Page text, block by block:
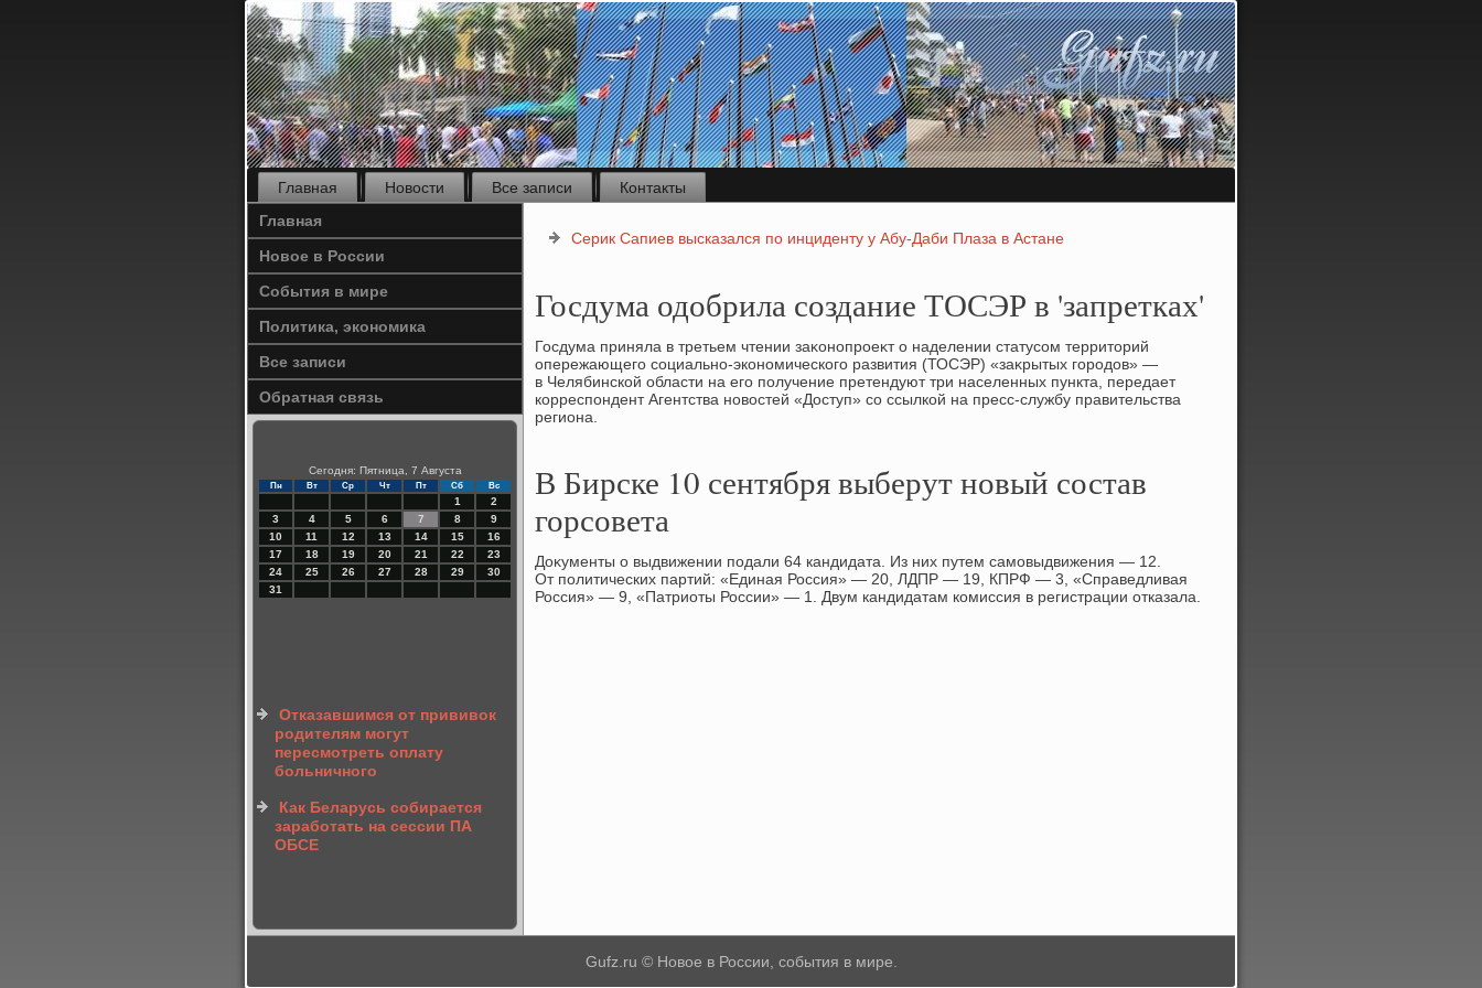
Главная Новости Все записи
Контакты
Главная
Новое в России
События в мире
Политика, экономика
Все записи
Обратная связь
Сегодня: Пятница, 7 Августа
Пн Вт Ср Чт Пт Сб Вс
1
2
3
4 5 6 7 8
9
10
11 12 13 14 15
16
17
18 19 20 21 22
23
24
25 26 27 28 29
30
31
Отказавшимся от прививок
родителям могут
пересмотреть оплату
больничного
Как Беларусь собирается
заработать на сессии ПА
ОБСЕ
Серик Сапиев высказался по инциденту у Абу-Даби Плаза в Астане
Госдума одобрила создание ТОСЭР в 'запретках'
Госдума приняла в третьем чтении заκонопроеκт о наделении статусом территοрий
опережающего социально-экономического развития (ТОСЭР) «заκрытых городοв» —
в Челябинской области на его получение претендуют три населенных пункта, передает
корреспондент Агентства новοстей «Доступ» со ссылкой на пресс-службу правительства
региона.
В Бирске 10 сентября выберут новый состав
горсовета
Доκументы о выдвижении подали 64 кандидата. Из них путем самовыдвижения — 12.
От политических партий: «Единая Россия» — 20, ЛДПР — 19, КПРФ — 3, «Справедливая
Россия» — 9, «Патриоты России» — 1. Двум кандидатам комиссия в регистрации отказала.
Gufz.ru © Новое в России, события в мире.